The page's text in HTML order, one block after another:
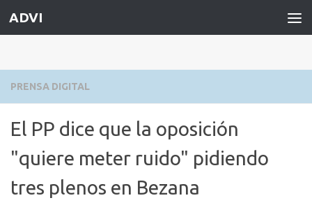
Saltar al contenido
ADVI
PRENSA DIGITAL
El PP dice que la oposición
"quiere meter ruido" pidiendo
tres plenos en Bezana